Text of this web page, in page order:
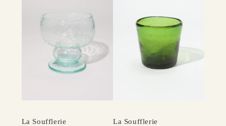
La Soufflerie
La Soufflerie